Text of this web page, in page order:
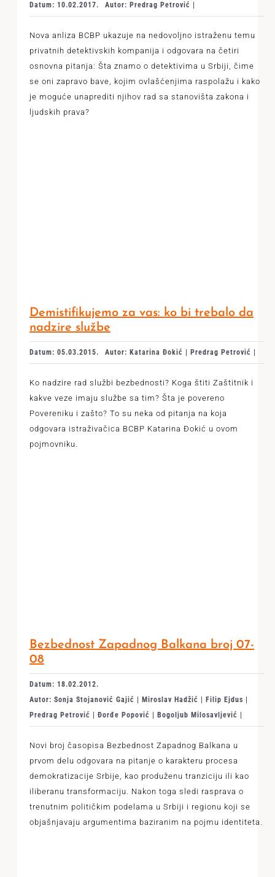
Datum: 10.02.2017. Autor: Predrag Petrović |
Nova anliza BCBP ukazuje na nedovoljno istraženu temu
privatnih detektivskih kompanija i odgovara na četiri
osnovna pitanja: Šta znamo o detektivima u Srbiji, čime
se oni zapravo bave, kojim ovlašćenjima raspolažu i kako
je moguće unaprediti njihov rad sa stanovišta zakona i
ljudskih prava?
Demistifikujemo za vas: ko bi trebalo da
nadzire službe
Datum: 05.03.2015. Autor: Katarina Đokić | Predrag Petrović |
Ko nadzire rad službi bezbednosti? Koga štiti Zaštitnik i
kakve veze imaju službe sa tim? Šta je povereno
Povereniku i zašto? To su neka od pitanja na koja
odgovara istraživačica BCBP Katarina Đokić u ovom
pojmovniku.
Bezbednost Zapadnog Balkana broj 07-
08
Datum: 18.02.2012.
Autor: Sonja Stojanović Gajić | Miroslav Hadžić | Filip Ejdus |
Predrag Petrović | Đorđe Popović | Bogoljub Milosavljević |
Novi broj časopisa Bezbednost Zapadnog Balkana u
prvom delu odgovara na pitanje o karakteru procesa
demokratizacije Srbije, kao produženu tranziciju ili kao
iliberanu transformaciju. Nakon toga sledi rasprava o
trenutnim političkim podelama u Srbiji i regionu koji se
objašnjavaju argumentima baziranim na pojmu identiteta.